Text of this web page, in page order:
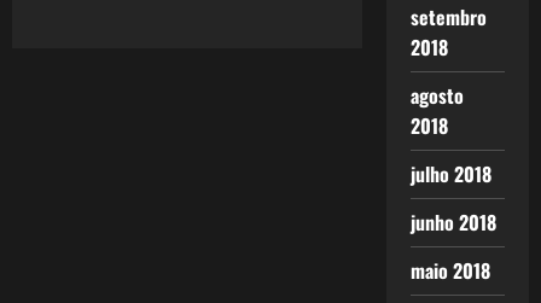
setembro
2018
agosto
2018
julho 2018
junho 2018
maio 2018